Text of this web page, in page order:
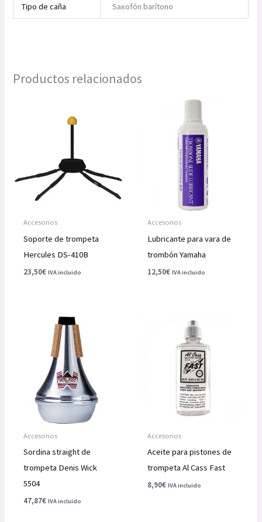
Tipo de caña Saxofón barítono
Productos relacionados
Accesorios
Soporte de trompeta
Hercules DS-410B
23,50€ IVA incluido
Accesorios
Lubricante para vara de
trombón Yamaha
12,50€ IVA incluido
Accesorios
Sordina straight de
trompeta Denis Wick
5504
47,87€ IVA incluido
Accesorios
Aceite para pistones de
trompeta Al Cass Fast
8,90€ IVA incluido